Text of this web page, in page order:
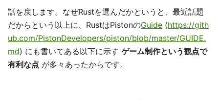
話を戻します。なぜRustを選んだかというと、最近話題
だからという以上に、RustはPistonのGuide (https://gith
ub.com/PistonDevelopers/piston/blob/master/GUIDE.
md) にも書いてある以下に示す ゲーム制作という観点で
有利な点 が多々あったからです。